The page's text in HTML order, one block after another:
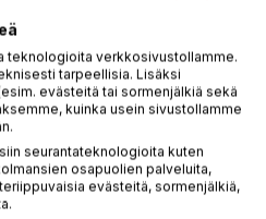
teknologioita verkkosivustollamme.
tarpeellisia. Lisäksi
evästeitä tai sormenjälkiä sekä
kuinka usein sivustollamme
seurantateknologioita kuten
osapuolien palveluita,
evästeitä, sormenjälkiä,